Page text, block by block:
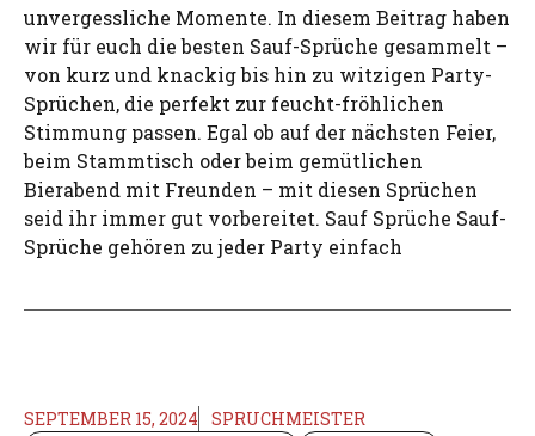
unvergessliche Momente. In diesem Beitrag haben
wir für euch die besten Sauf-Sprüche gesammelt –
von kurz und knackig bis hin zu witzigen Party-
Sprüchen, die perfekt zur feucht-fröhlichen
Stimmung passen. Egal ob auf der nächsten Feier,
beim Stammtisch oder beim gemütlichen
Bierabend mit Freunden – mit diesen Sprüchen
seid ihr immer gut vorbereitet. Sauf Sprüche Sauf-
Sprüche gehören zu jeder Party einfach
SEPTEMBER 15, 2024 SPRUCHMEISTER